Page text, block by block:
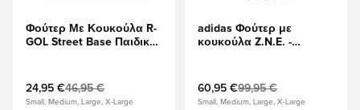
Φούτερ Με Κουκούλα R-
GOL Street Base Παιδικό
24,95 €46,95 €
Small, Medium, Large, X-Large
adidas Φούτερ με
κουκούλα Z.N.E. -
60,95 €99,95 €
Small, Medium, Large, X-Large